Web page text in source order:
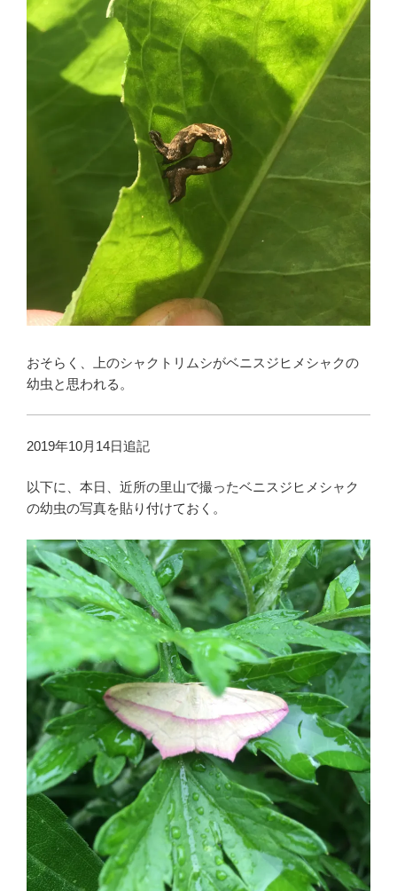
おそらく、上のシャクトリムシがベニスジヒメシャクの
幼虫と思われる。
2019年10月14日追記
以下に、本日、近所の里山で撮ったベニスジヒメシャク
の幼虫の写真を貼り付けておく。